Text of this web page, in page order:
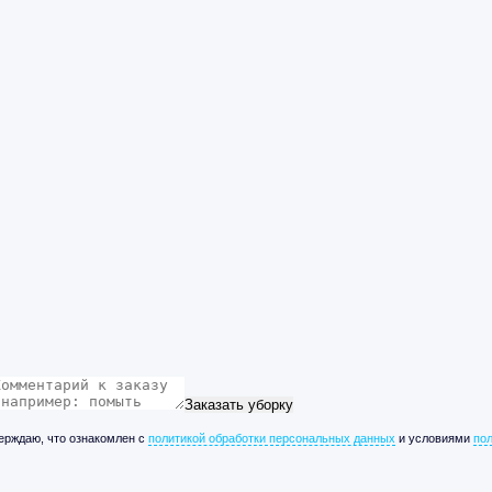
Заказать уборку
что ознакомлен с политикой обработки персональных данных и условиями